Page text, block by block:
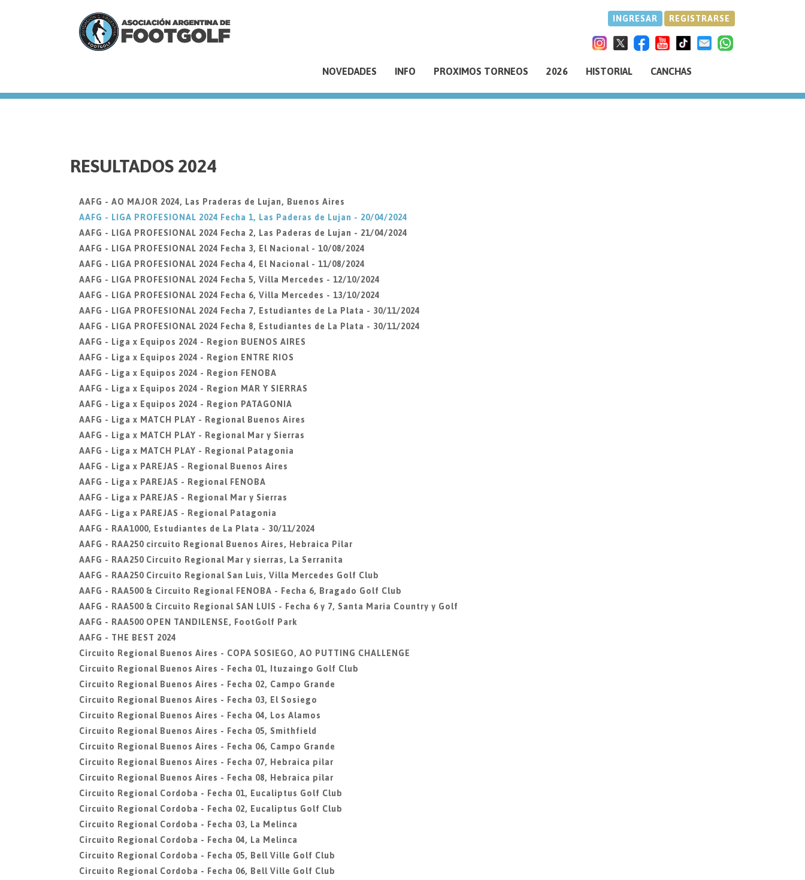
we
INGRESAR REGISTRARSE
NOVEDADES INFO PROXIMOS TORNEOS 2026 HISTORIAL CANCHAS
RESULTADOS 2024
AAFG - AO MAJOR 2024, Las Praderas de Lujan, Buenos Aires
AAFG - LIGA PROFESIONAL 2024 Fecha 1, Las Paderas de Lujan - 20/04/2024
AAFG - LIGA PROFESIONAL 2024 Fecha 2, Las Paderas de Lujan - 21/04/2024
AAFG - LIGA PROFESIONAL 2024 Fecha 3, El Nacional - 10/08/2024
AAFG - LIGA PROFESIONAL 2024 Fecha 4, El Nacional - 11/08/2024
AAFG - LIGA PROFESIONAL 2024 Fecha 5, Villa Mercedes - 12/10/2024
AAFG - LIGA PROFESIONAL 2024 Fecha 6, Villa Mercedes - 13/10/2024
AAFG - LIGA PROFESIONAL 2024 Fecha 7, Estudiantes de La Plata - 30/11/2024
AAFG - LIGA PROFESIONAL 2024 Fecha 8, Estudiantes de La Plata - 30/11/2024
AAFG - Liga x Equipos 2024 - Region BUENOS AIRES
AAFG - Liga x Equipos 2024 - Region ENTRE RIOS
AAFG - Liga x Equipos 2024 - Region FENOBA
AAFG - Liga x Equipos 2024 - Region MAR Y SIERRAS
AAFG - Liga x Equipos 2024 - Region PATAGONIA
AAFG - Liga x MATCH PLAY - Regional Buenos Aires
AAFG - Liga x MATCH PLAY - Regional Mar y Sierras
AAFG - Liga x MATCH PLAY - Regional Patagonia
AAFG - Liga x PAREJAS - Regional Buenos Aires
AAFG - Liga x PAREJAS - Regional FENOBA
AAFG - Liga x PAREJAS - Regional Mar y Sierras
AAFG - Liga x PAREJAS - Regional Patagonia
AAFG - RAA1000, Estudiantes de La Plata - 30/11/2024
AAFG - RAA250 circuito Regional Buenos Aires, Hebraica Pilar
AAFG - RAA250 Circuito Regional Mar y sierras, La Serranita
AAFG - RAA250 Circuito Regional San Luis, Villa Mercedes Golf Club
AAFG - RAA500 & Circuito Regional FENOBA - Fecha 6, Bragado Golf Club
AAFG - RAA500 & Circuito Regional SAN LUIS - Fecha 6 y 7, Santa Maria Country y Golf
AAFG - RAA500 OPEN TANDILENSE, FootGolf Park
AAFG - THE BEST 2024
Circuito Regional Buenos Aires - COPA SOSIEGO, AO PUTTING CHALLENGE
Circuito Regional Buenos Aires - Fecha 01, Ituzaingo Golf Club
Circuito Regional Buenos Aires - Fecha 02, Campo Grande
Circuito Regional Buenos Aires - Fecha 03, El Sosiego
Circuito Regional Buenos Aires - Fecha 04, Los Alamos
Circuito Regional Buenos Aires - Fecha 05, Smithfield
Circuito Regional Buenos Aires - Fecha 06, Campo Grande
Circuito Regional Buenos Aires - Fecha 07, Hebraica pilar
Circuito Regional Buenos Aires - Fecha 08, Hebraica pilar
Circuito Regional Cordoba - Fecha 01, Eucaliptus Golf Club
Circuito Regional Cordoba - Fecha 02, Eucaliptus Golf Club
Circuito Regional Cordoba - Fecha 03, La Melinca
Circuito Regional Cordoba - Fecha 04, La Melinca
Circuito Regional Cordoba - Fecha 05, Bell Ville Golf Club
Circuito Regional Cordoba - Fecha 06, Bell Ville Golf Club